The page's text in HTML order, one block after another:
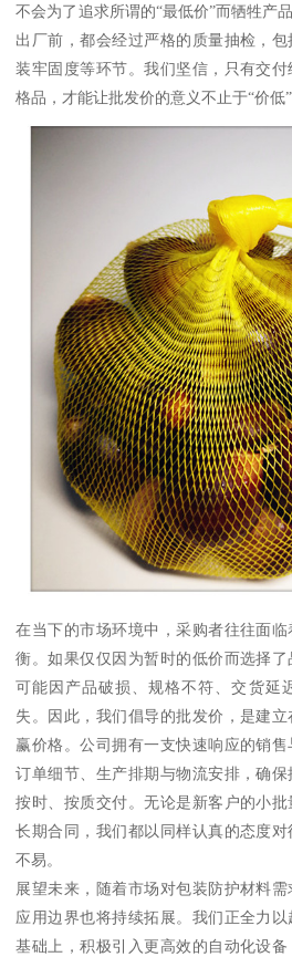
不会为了追求所谓的“最低价”而牺牲产
出厂前，都会经过严格的质量抽检，
装牢固度等环节。我们坚信，只有交
格品，才能让批发价的意义不止于“价低”
在当下的市场环境中，采购者往往面
衡。如果仅仅因为暂时的低价而选择
可能因产品破损、规格不符、交货延
失。因此，我们倡导的批发价，是建
赢价格。公司拥有一支快速响应的销
订单细节、生产排期与物流安排，确
按时、按质交付。无论是新客户的小
长期合同，我们都以同样认真的态度
不易。
展望未来，随着市场对包装防护材料
应用边界也将持续拓展。我们正全力
基础上，积极引入更高效的自动化设